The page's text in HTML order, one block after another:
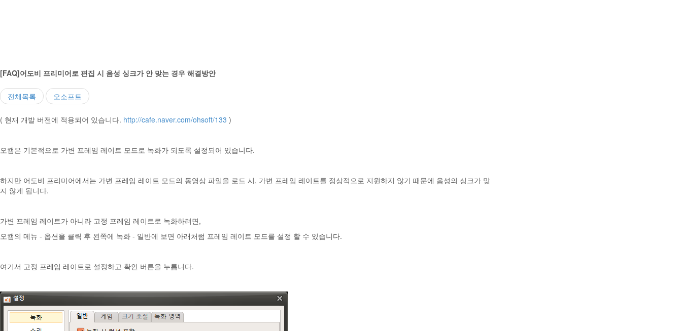
[FAQ]어도비 프리미어로 편집 시 음성 싱크가 안 맞는 경우 해결방안
전체목록 오소프트
( 현재 개발 버전에 적용되어 있습니다. http://cafe.naver.com/ohsoft/133 )
오캠은 기본적으로 가변 프레임 레이트 모드로 녹화가 되도록 설정되어 있습니다.
하지만 어도비 프리미어에서는 가변 프레임 레이트 모드의 동영상 파일을 로드 시, 가변 프레임 레이트를 정상적으로 지원하지 않기 때문에 음성의 싱크가 맞
지 않게 됩니다.
가변 프레임 레이트가 아니라 고정 프레임 레이트로 녹화하려면,
오캠의 메뉴 - 옵션을 클릭 후 왼쪽에 녹화 - 일반에 보면 아래처럼 프레임 레이트 모드를 설정 할 수 있습니다.
여기서 고정 프레임 레이트로 설정하고 확인 버튼을 누릅니다.